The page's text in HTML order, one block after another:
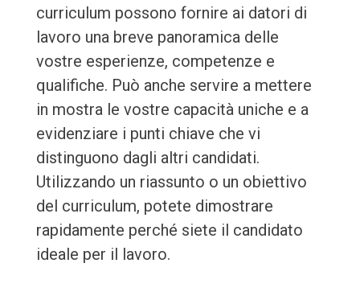
curriculum possono fornire ai datori di
lavoro una breve panoramica delle
vostre esperienze, competenze e
qualifiche. Può anche servire a mettere
in mostra le vostre capacità uniche e a
evidenziare i punti chiave che vi
distinguono dagli altri candidati.
Utilizzando un riassunto o un obiettivo
del curriculum, potete dimostrare
rapidamente perché siete il candidato
ideale per il lavoro.